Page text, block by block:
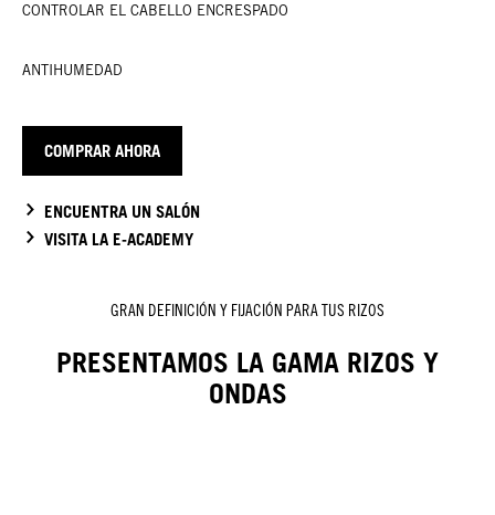
CONTROLAR EL CABELLO ENCRESPADO
ANTIHUMEDAD
COMPRAR AHORA
ENCUENTRA UN SALÓN
VISITA LA E-ACADEMY
GRAN DEFINICIÓN Y FIJACIÓN PARA TUS RIZOS
PRESENTAMOS LA GAMA RIZOS Y
ONDAS